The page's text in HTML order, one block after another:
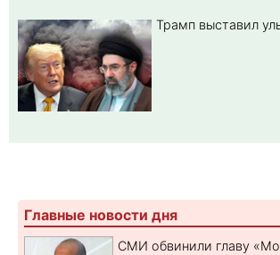
Трамп выставил
Главные новости дня
СМИ обвинили главу